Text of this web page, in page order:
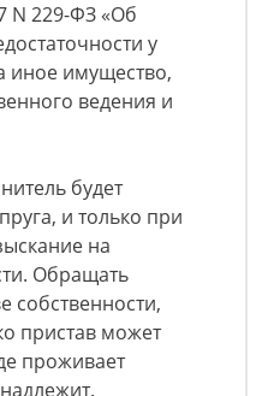
N 229-ФЗ «Об
у
иное имущество,
ведения и
будет
и только при
на
Обращать
собственности,
пристав может
проживает